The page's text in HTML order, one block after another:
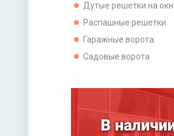
Дутые решетки на
Распашные решетки
Гаражные ворота
Садовые ворота